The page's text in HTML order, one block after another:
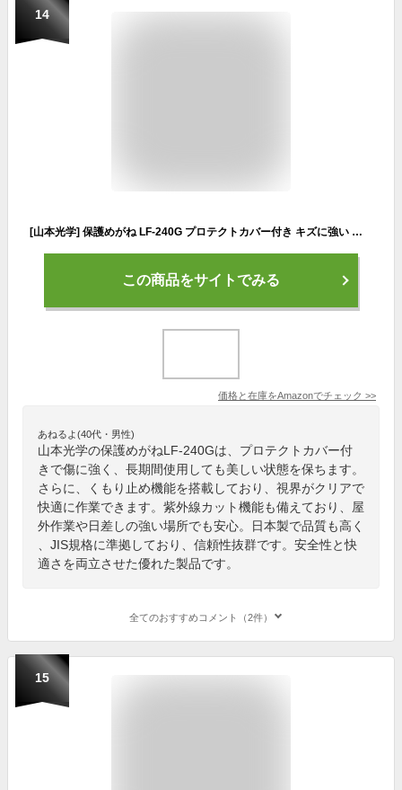
14
[山本光学] 保護めがね LF-240G プロテクトカバー付き キズに強い くもり止め 日本製 JIS 紫外線カット
この商品をサイトでみる
価格と在庫をAmazonでチェック >>
あねるよ(40代・男性)
山本光学の保護めがねLF-240Gは、プロテクトカバー付
きで傷に強く、長期間使用しても美しい状態を保ちます。
さらに、くもり止め機能を搭載しており、視界がクリアで
快適に作業できます。紫外線カット機能も備えており、屋
外作業や日差しの強い場所でも安心。日本製で品質も高く
、JIS規格に準拠しており、信頼性抜群です。安全性と快
適さを両立させた優れた製品です。
全てのおすすめコメント（2件）
15